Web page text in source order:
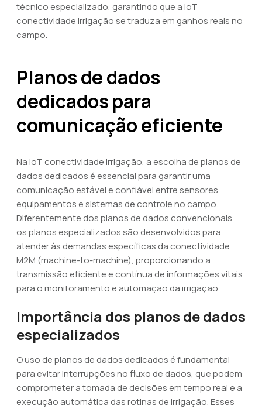
técnico especializado, garantindo que a IoT
conectividade irrigação se traduza em ganhos reais no
campo.
Planos de dados
dedicados para
comunicação eficiente
Na IoT conectividade irrigação, a escolha de planos de
dados dedicados é essencial para garantir uma
comunicação estável e confiável entre sensores,
equipamentos e sistemas de controle no campo.
Diferentemente dos planos de dados convencionais,
os planos especializados são desenvolvidos para
atender às demandas específicas da conectividade
M2M (machine-to-machine), proporcionando a
transmissão eficiente e contínua de informações vitais
para o monitoramento e automação da irrigação.
Importância dos planos de dados
especializados
O uso de planos de dados dedicados é fundamental
para evitar interrupções no fluxo de dados, que podem
comprometer a tomada de decisões em tempo real e a
execução automática das rotinas de irrigação. Esses